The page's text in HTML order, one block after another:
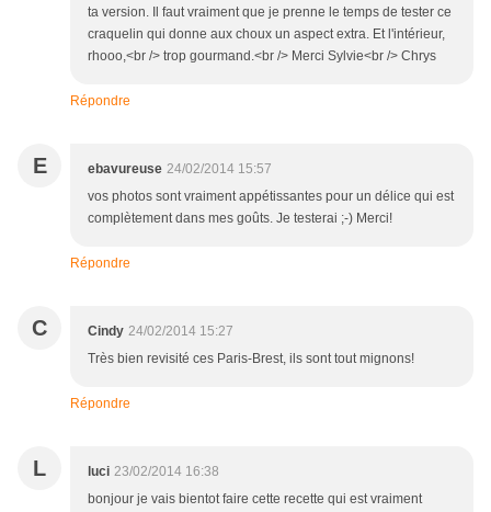
ta version. Il faut vraiment que je prenne le temps de tester ce
craquelin qui donne aux choux un aspect extra. Et l'intérieur,
rhooo,<br /> trop gourmand.<br /> Merci Sylvie<br /> Chrys
Répondre
E ebavureuse 24/02/2014 15:57
vos photos sont vraiment appétissantes pour un délice qui est
complètement dans mes goûts. Je testerai ;-) Merci!
Répondre
C Cindy 24/02/2014 15:27
Très bien revisité ces Paris-Brest, ils sont tout mignons!
Répondre
L luci 23/02/2014 16:38
bonjour je vais bientot faire cette recette qui est vraiment